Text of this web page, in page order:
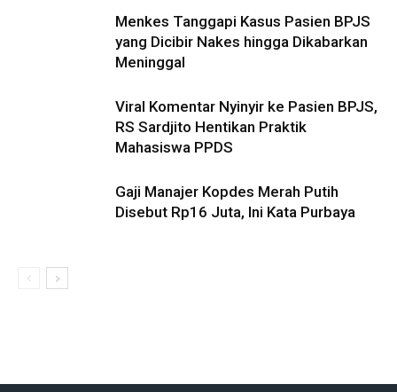
Menkes Tanggapi Kasus Pasien BPJS
yang Dicibir Nakes hingga Dikabarkan
Meninggal
Viral Komentar Nyinyir ke Pasien BPJS,
RS Sardjito Hentikan Praktik
Mahasiswa PPDS
Gaji Manajer Kopdes Merah Putih
Disebut Rp16 Juta, Ini Kata Purbaya